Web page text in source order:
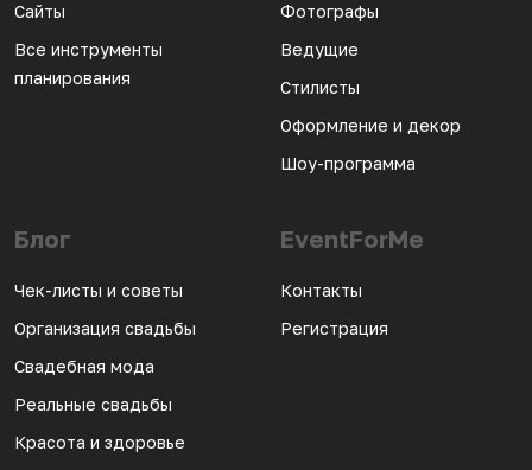
Сайты
Все инструменты
планирования
Фотографы
Ведущие
Стилисты
Оформление и декор
Шоу-программа
Блог
Чек-листы и советы
Организация свадьбы
Свадебная мода
Реальные свадьбы
Красота и здоровье
EventForMe
Контакты
Регистрация